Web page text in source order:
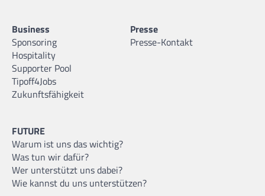
Business
Sponsoring
Hospitality
Supporter Pool
Tipoff4Jobs
Zukunftsfähigkeit
Presse
Presse-Kontakt
FUTURE
Warum ist uns das wichtig?
Was tun wir dafür?
Wer unterstützt uns dabei?
Wie kannst du uns unterstützen?